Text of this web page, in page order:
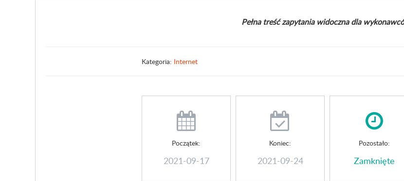
Pełna treść zapytania widoczna dla
Kategoria: Internet
Początek:
2021-09-17
Koniec:
2021-09-24
Pozostało:
Zamknięte